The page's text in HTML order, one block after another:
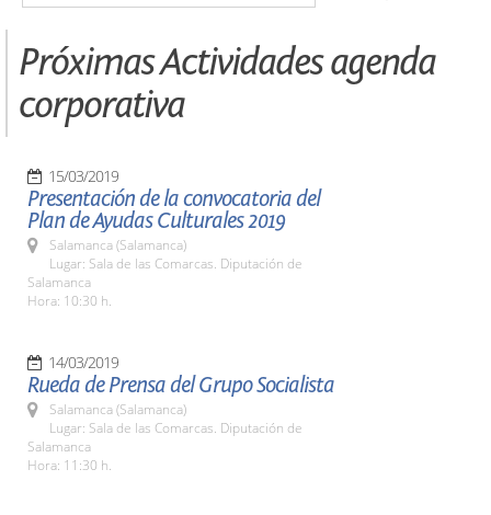
Próximas Actividades agenda
corporativa
15/03/2019
Presentación de la convocatoria del
Plan de Ayudas Culturales 2019
Salamanca (Salamanca)
Lugar: Sala de las Comarcas. Diputación de
Salamanca
Hora: 10:30 h.
14/03/2019
Rueda de Prensa del Grupo Socialista
Salamanca (Salamanca)
Lugar: Sala de las Comarcas. Diputación de
Salamanca
Hora: 11:30 h.